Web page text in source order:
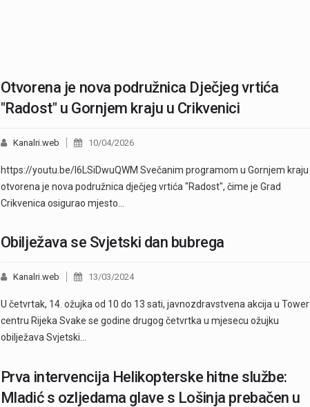
Otvorena je nova podružnica Dječjeg vrtića
"Radost" u Gornjem kraju u Crikvenici
Kanalri.web 10/04/2026
https://youtu.be/I6LSiDwuQWM Svečanim programom u Gornjem kraju
otvorena je nova podružnica dječjeg vrtića "Radost", čime je Grad
Crikvenica osigurao mjesto…
Obilježava se Svjetski dan bubrega
Kanalri.web 13/03/2024
U četvrtak, 14. ožujka od 10 do 13 sati, javnozdravstvena akcija u Tower
centru Rijeka Svake se godine drugog četvrtka u mjesecu ožujku
obilježava Svjetski…
Prva intervencija Helikopterske hitne službe:
Mladić s ozljedama glave s Lošinja prebačen u